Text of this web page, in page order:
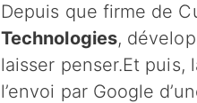
Depuis que firme de
Technologies,
laisser penser.Et puis,
l’envoi par Google